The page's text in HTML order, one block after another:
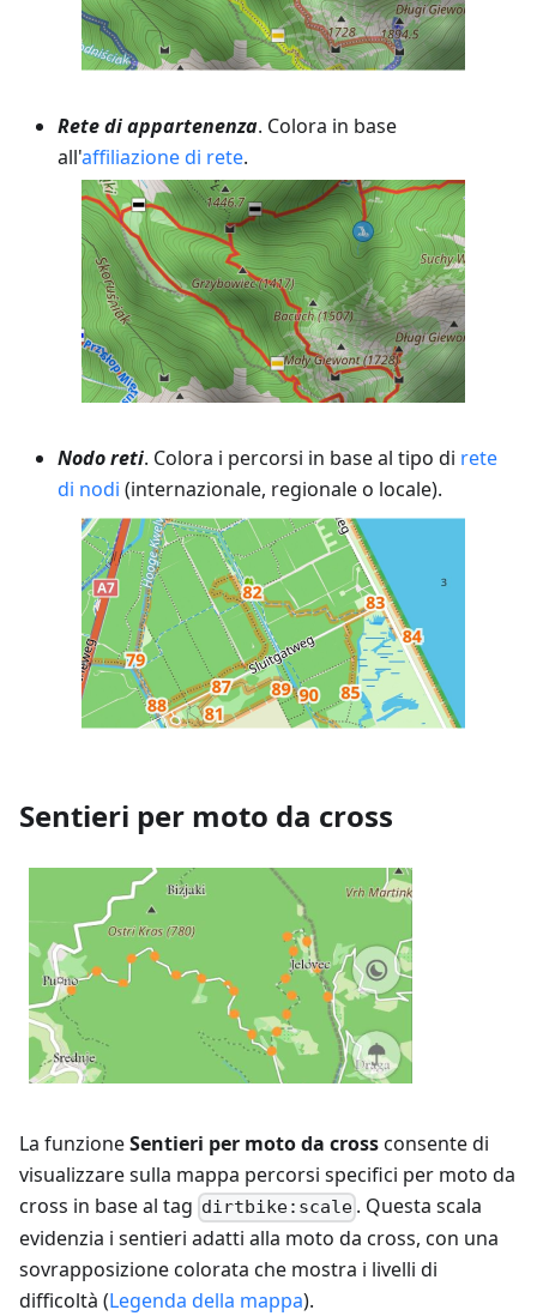
Rete di appartenenza. Colora in base
all'affiliazione di rete.
Nodo reti. Colora i percorsi in base al tipo di rete
di nodi (internazionale, regionale o locale).
Sentieri per moto da cross
La funzioneSentieri per moto da crossconsente di
visualizzare sulla mappa percorsi specifici per moto da
cross in base al tag dirtbike:scale . Questa scala
evidenzia i sentieri adatti alla moto da cross, con una
sovrapposizione colorata che mostra i livelli di
difficoltà (Legenda della mappa).